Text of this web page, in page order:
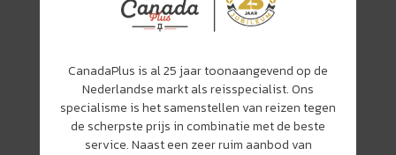
CanadaPlus is al 25 jaar toonaangevend op de
Nederlandse markt als reisspecialist. Ons
specialisme is het samenstellen van reizen tegen
de scherpste prijs in combinatie met de beste
service. Naast een zeer ruim aanbod van